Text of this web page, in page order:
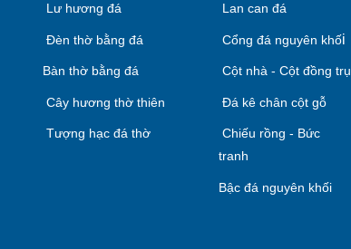
Lư hương đá
Đèn thờ bằng đá
Bàn thờ bằng đá
Cây hương thờ thiên
Tượng hạc đá thờ
Lan can đá
Cổng đá nguyên khối
Cột nhà - Cột đồng trụ
Đá kê chân cột gỗ
Chiếu rồng - Bức
tranh
Bậc đá nguyên khối